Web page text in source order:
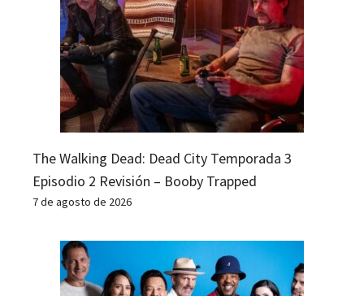
The Walking Dead: Dead City Temporada 3
Episodio 2 Revisión – Booby Trapped
7 de agosto de 2026